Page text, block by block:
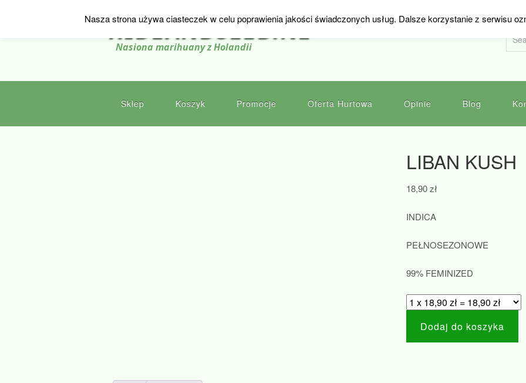
HIDEANDSEED.NL
Nasiona marihuany z Holandii
Sklep Koszyk Promocje Oferta Hurtowa Opinie Blog
LIBAN KUSH
18,90zł
INDICA
PEŁNOSEZONOWE
99% FEMINIZED
Dodaj do koszyka
Nasza strona używa ciasteczek w celu poprawienia jakości świadczonych usług. Dalsze korzystanie z serwisu